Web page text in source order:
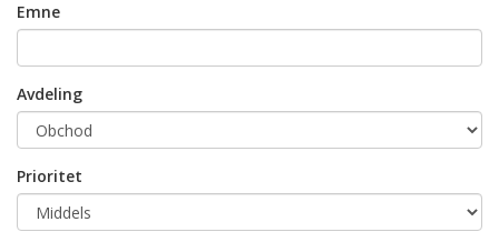
Emne
Avdeling
Prioritet